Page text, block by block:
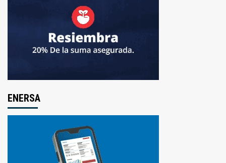
ENERSA